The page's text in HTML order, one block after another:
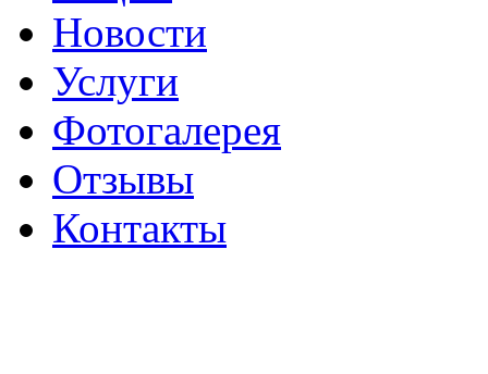
Новости
Услуги
Фотогалерея
Отзывы
­Контакты